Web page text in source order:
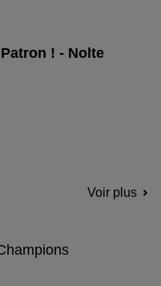
! - Nolte
Voir plus